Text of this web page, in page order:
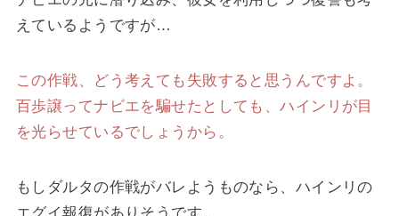
えているようですが…
この作戦、どう考えても失敗すると思うんですよ。
百歩譲ってナビエを騙せたとしても、ハインリが目
を光らせているでしょうから。
もしダルタの作戦がバレようものなら、ハインリの